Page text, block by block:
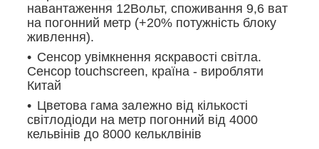
навантаження 12Вольт, споживання 9,6 ват
на погонний метр (+20% потужність блоку
живлення).
Сенсор увімкнення яскравості світла.
Сенсор touchscreen, країна - виробляти
Китай
Цветова гама залежно від кількості
світлодіоди на метр погонний від 4000
кельвінів до 8000 кельклвінів